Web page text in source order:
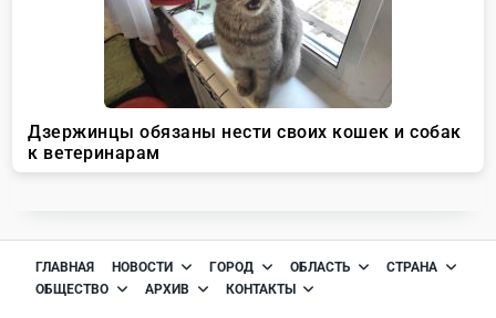
ГЛАВНАЯ НОВОСТИ ГОРОД ОБЛАСТЬ
СТРАНА
ОБЩЕСТВО
АРХИВ КОНТАКТЫ